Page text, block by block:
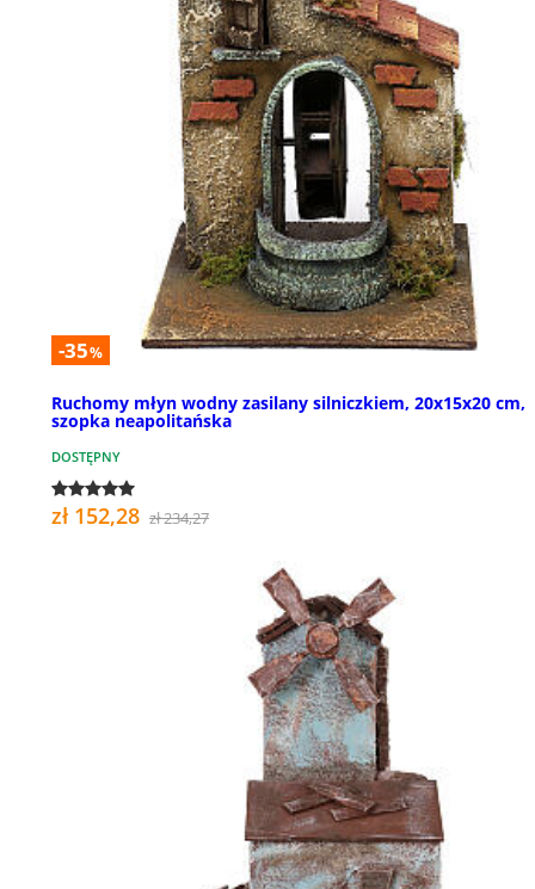
-35%
Ruchomy młyn wodny zasilany silniczkiem, 20x15x20 cm,
szopka neapolitańska
DOSTĘPNY
zł 152,28 zł 234,27